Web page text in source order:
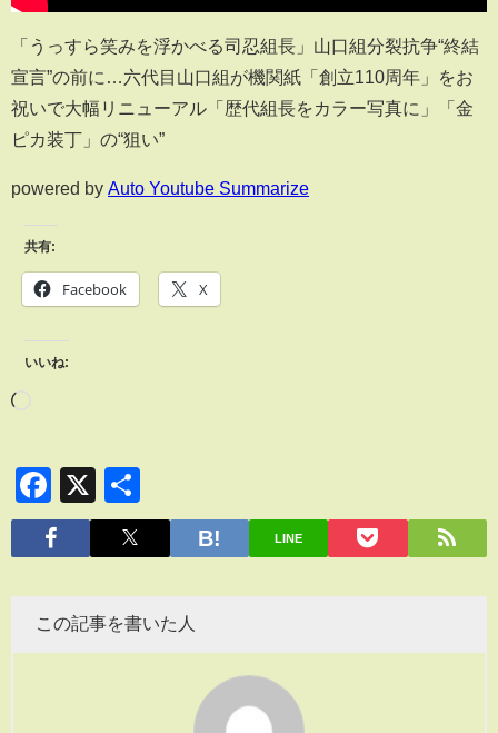
「うっすら笑みを浮かべる司忍組長」山口組分裂抗争“終結
宣言”の前に…六代目山口組が機関紙「創立110周年」をお
祝いで大幅リニューアル「歴代組長をカラー写真に」「金
ピカ装丁」の“狙い”
powered by Auto Youtube Summarize
共有:
Facebook X
いいね:
Facebook
X
有
LINE
この記事を書いた人